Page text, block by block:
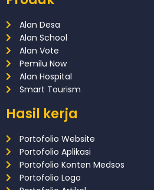
Alan Desa
Alan School
Alan Vote
Pemilu Now
Alan Hospital
Smart Tourism
Hasil kerja
Portofolio Website
Portofolio Aplikasi
Portofolio Konten Medsos
Portofolio Logo